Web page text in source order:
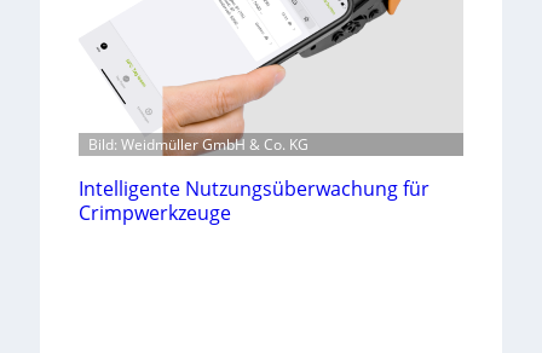
Bild: Weidmüller GmbH & Co. KG
Intelligente Nutzungsüberwachung für
Crimpwerkzeuge